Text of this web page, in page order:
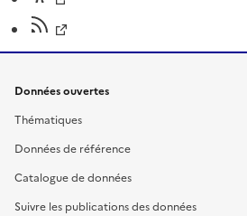
Données ouvertes
Thématiques
Données de référence
Catalogue de données
Suivre les publications des données